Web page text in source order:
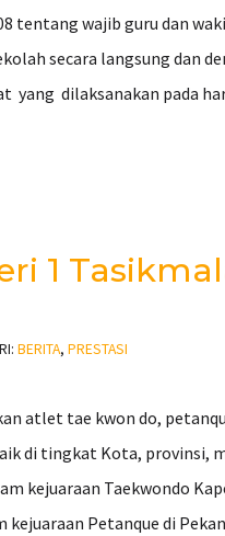
tentang wajib guru dan
secara langsung dan
dilaksanakan pada
1
BERITA, PRESTASI
atlet tae kwon do,
di tingkat Kota,
kejuaraan Taekwondo
Petanque di